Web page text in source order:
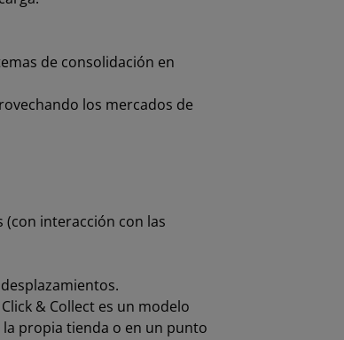
de consolidación en
los mercados de
interacción con las
& Collect es un modelo
propia tienda o en un punto